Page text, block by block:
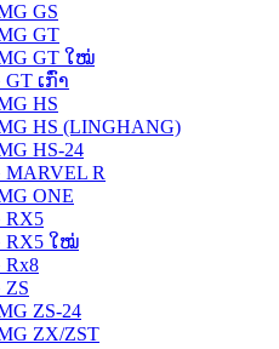
GS
GT
GT ໃໝ່
ເກົ່າ
HS
HS (LINGHANG)
HS-24
R
ONE
RX5
RX5 ໃໝ່
ZS-24
ZX/ZST